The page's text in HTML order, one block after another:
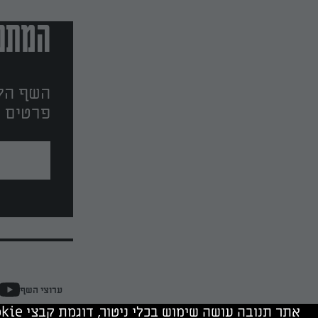
השף
פרטים
ערוצי השף
אתר תנובה עושה שימוש בכלי ניטור, דוגמת קבצי cookie, של תנובה ושל צדד שלישי. המשך גלישה מהווה הסכמה לשימוש בכלים אלה.